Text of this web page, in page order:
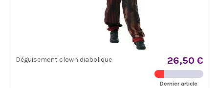
Déguisement clown diabolique 26,50 €
Dernier article